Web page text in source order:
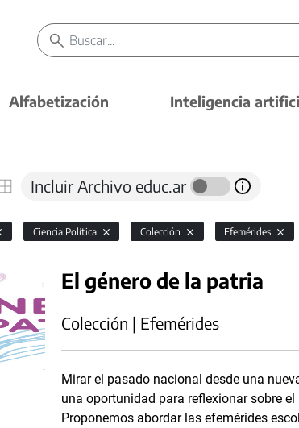
Alfabetización Inteligencia
Incluir Archivo educ.ar
Ciencia Política Colección Efemérides
El género de la patria
Colección | Efemérides
Mirar el pasado nacional desde una
una oportunidad para reflexionar sobre
Proponemos abordar las efemérides